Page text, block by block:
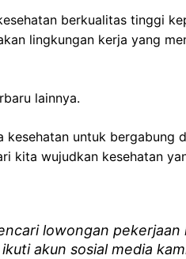
berkualitas tinggi
lingkungan kerja yang
lainnya.
kesehatan untuk bergabung
kita wujudkan kesehatan
lowongan pekerjaan
akun sosial media